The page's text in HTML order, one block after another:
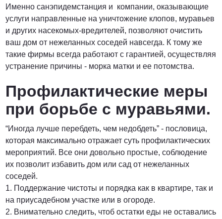
Именно санэпидемстанция и компании, оказывающие
услуги направленные на уничтожение клопов, муравьев
и других насекомых-вредителей, позволяют очистить
ваш дом от нежеланных соседей навсегда. К тому же
такие фирмы всегда работают с гарантией, осуществляя
устранение причины - морка матки и ее потомства.
Профилактические меры
при борьбе с муравьями.
“Иногда лучше перебдеть, чем недобдеть” - пословица,
которая максимально отражает суть профилактических
мероприятий. Все они довольно простые, соблюдение
их позволит избавить дом или сад от нежеланных
соседей.
1. Поддержание чистоты и порядка как в квартире, так и
на приусадебном участке или в огороде.
2. Внимательно следить, чтоб остатки еды не оставались